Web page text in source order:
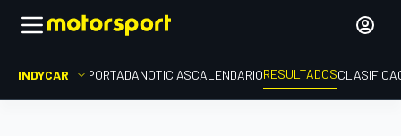
INDYCAR PORTADANOTICIASCALENDARIORESULTADOS